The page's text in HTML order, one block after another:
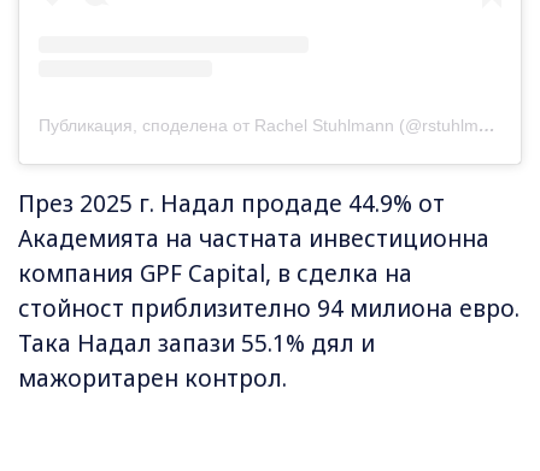
Публикация, споделена от Rachel Stuhlmann (@rstuhlmann)
През 2025 г. Надал продаде 44.9% от
Академията на частната инвестиционна
компания GPF Capital, в сделка на
стойност приблизително 94 милиона евро.
Така Надал запази 55.1% дял и
мажоритарен контрол.